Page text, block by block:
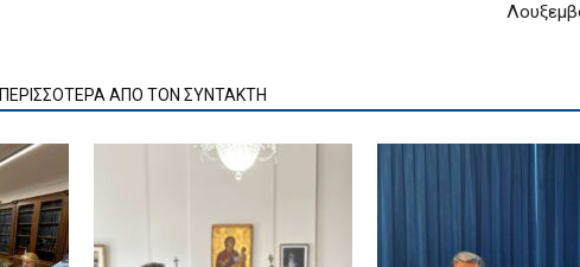
ΠΕΡΙΣΣΟΤΕΡΑ ΑΠΟ ΤΟΝ ΣΥΝΤΑΚΤΗ